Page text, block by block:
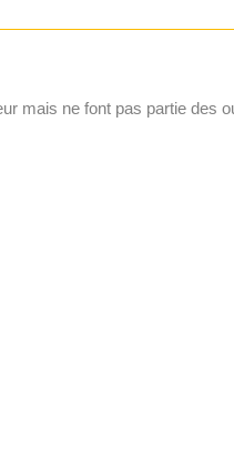
mais ne font pas partie des